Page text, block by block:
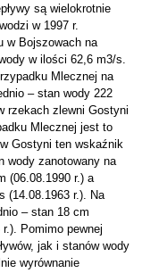
są wielokrotnie
w 1997 r.
w Bojszowach na
w ilości 62,6 m3/s.
Mlecznej na
– stan wody 222
rzekach zlewni Gostyni
Mlecznej jest to
Gostyni ten wskaźnik
wody zanotowany na
(06.08.1990 r.) a
(14.08.1963 r.). Na
– stan 18 cm
Pomimo pewnej
jak i stanów wody
wyrównanie